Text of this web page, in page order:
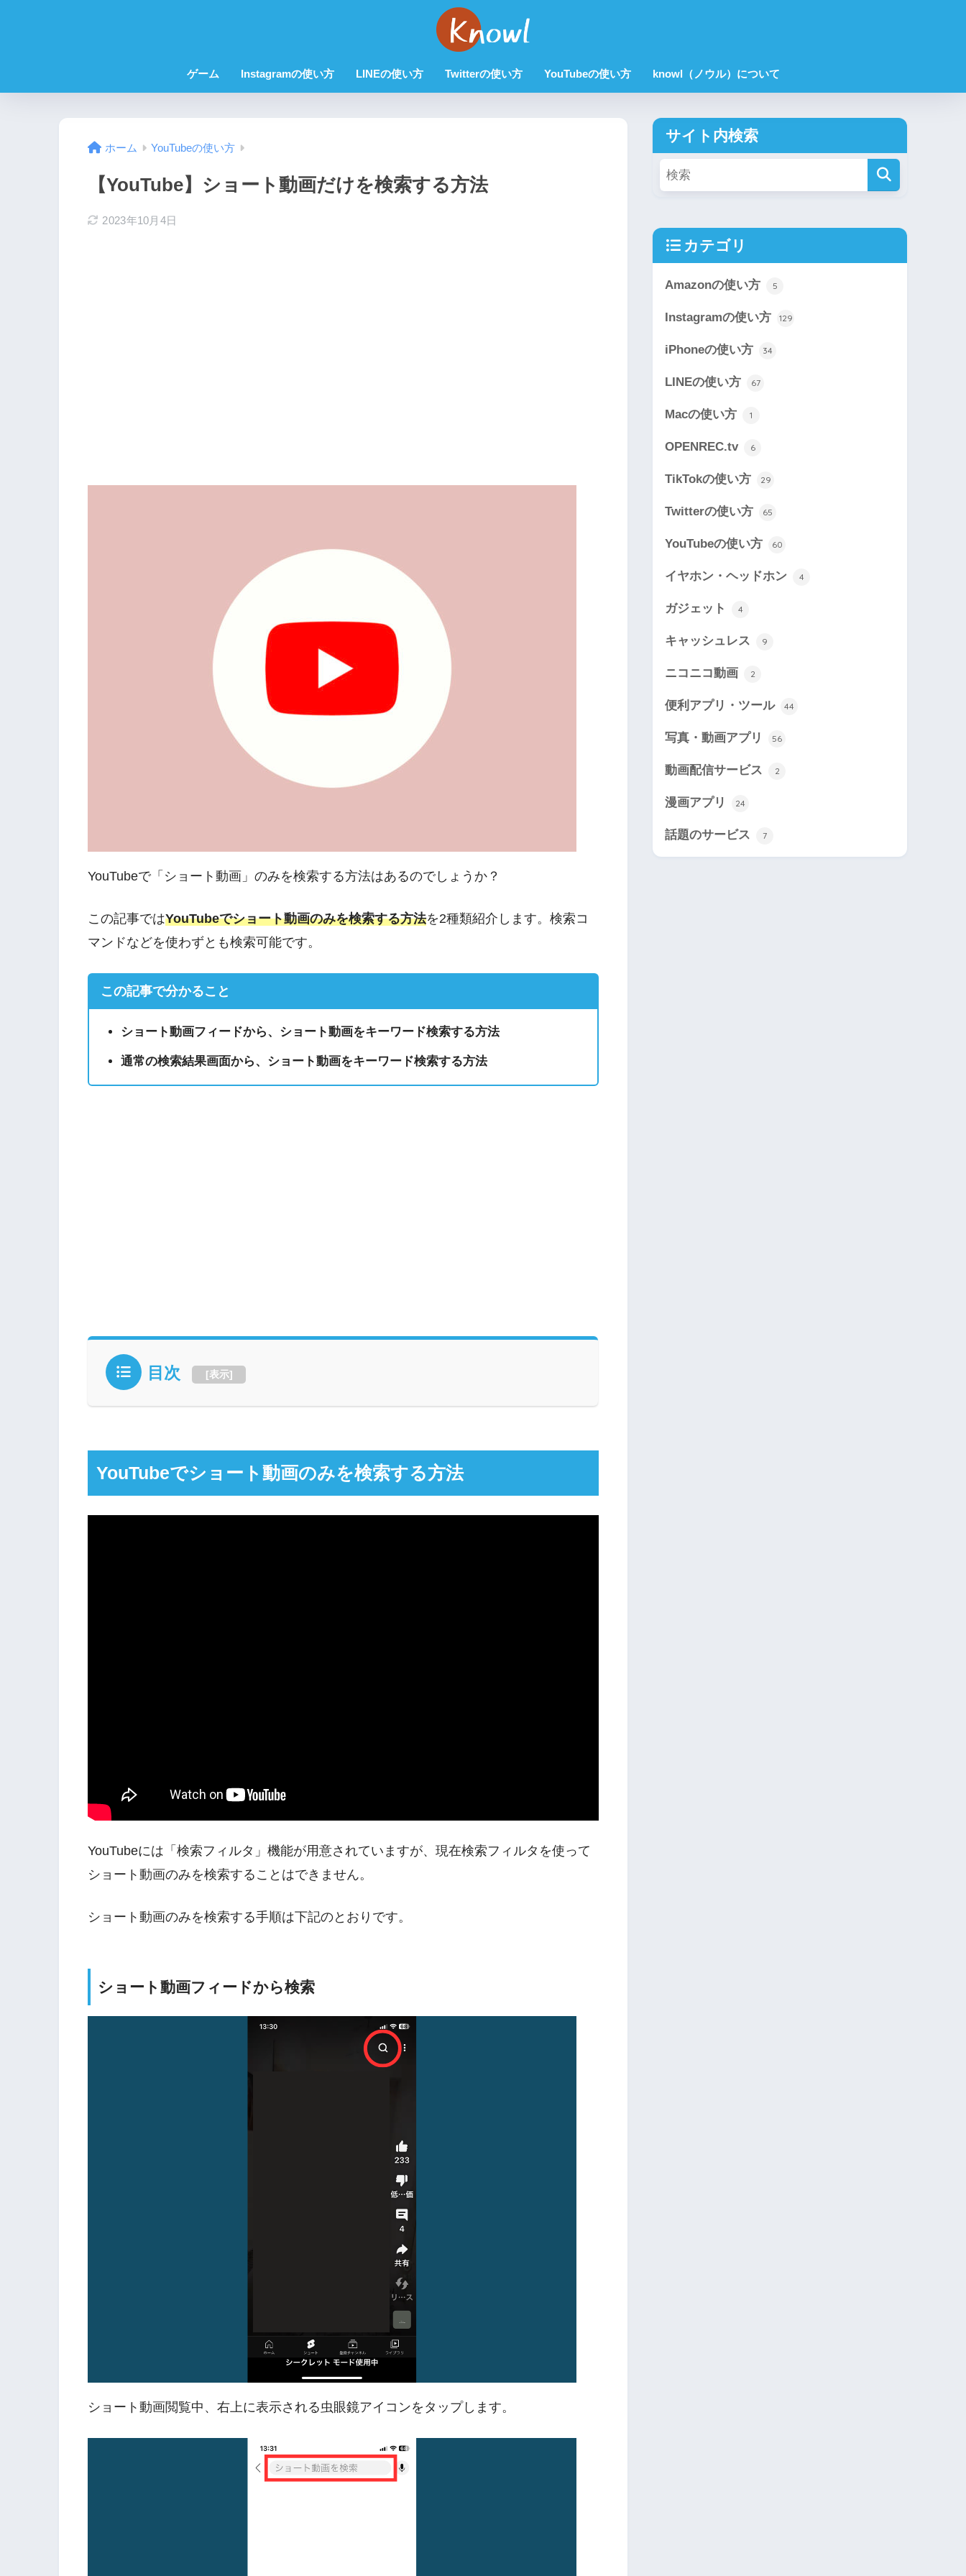
ゲーム Instagramの使い方 LINEの使い方 Twitterの使い方 YouTubeの使い方 knowl（ノウル）について
ホーム YouTubeの使い方
【YouTube】ショート動画だけを検索する方法
2023年10月4日
YouTubeで「ショート動画」のみを検索する方法はあるのでしょうか？
この記事ではYouTubeでショート動画のみを検索する方法を2種類紹介します。検索コ
マンドなどを使わずとも検索可能です。
この記事で分かること
ショート動画フィードから、ショート動画をキーワード検索する方法
通常の検索結果画面から、ショート動画をキーワード検索する方法
目次 [表示]
YouTubeでショート動画のみを検索する方法
YouTubeには「検索フィルタ」機能が用意されていますが、現在検索フィルタを使って
ショート動画のみを検索することはできません。
ショート動画のみを検索する手順は下記のとおりです。
ショート動画フィードから検索
ショート動画閲覧中、右上に表示される虫眼鏡アイコンをタップします。
サイト内検索
カテゴリ
Amazonの使い方 5
Instagramの使い方 129
iPhoneの使い方 34
LINEの使い方 67
Macの使い方 1
OPENREC.tv 6
TikTokの使い方 29
Twitterの使い方 65
YouTubeの使い方 60
イヤホン・ヘッドホン 4
ガジェット 4
キャッシュレス 9
ニコニコ動画 2
便利アプリ・ツール 44
写真・動画アプリ 56
動画配信サービス 2
漫画アプリ 24
話題のサービス 7